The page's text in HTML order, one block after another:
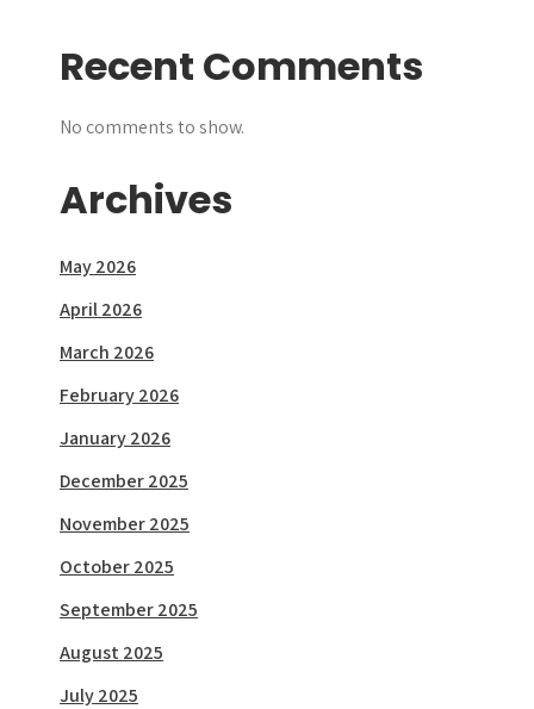
Recent Comments
No comments to show.
Archives
May 2026
April 2026
March 2026
February 2026
January 2026
December 2025
November 2025
October 2025
September 2025
August 2025
July 2025